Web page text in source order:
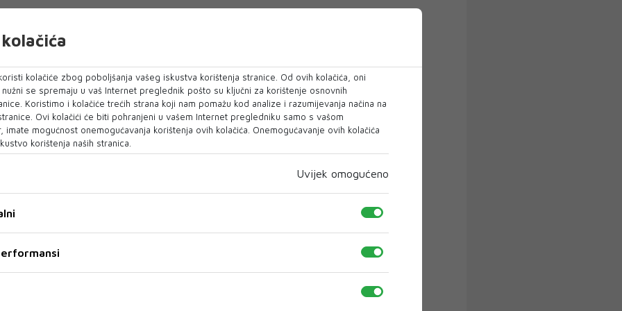
sporazumu
mirovnog sporazuma, no Moskva i Kijev i
o ključnim pitanjima, uključujući
jamstva. Ruski predsjednik Vladimir
uključi i Rusija, što Ukrajina kategorički
raspoređivanja vlastitih trupa u Ukrajinu,
da bi njihova obavještajna, nadzorna i
omogućila satelitski nadzor prekida vatre i
zapadnih snaga. Washington već isporučuje
obrane Patriot, ali bi poslijeratna potpora
logistiku i zemaljske radare za
zabrane letova i protuzračnoj zaštiti zemlje.
kolačiće zbog poboljšanja vašeg iskustva korištenja stranice. Od ovih kolačića, oni
se spremaju u vaš Internet preglednik pošto su ključni za korištenje osnovnih
Koristimo i kolačiće trećih strana koji nam pomažu kod analize i razumijevanja načina na
Ovi kolačići će biti pohranjeni u vašem Internet pregledniku samo s vašom
imate mogućnost onemogućavanja korištenja ovih kolačića. Onemogućavanje ovih kolačića
korištenja naših stranica.
Uvijek omogućeno